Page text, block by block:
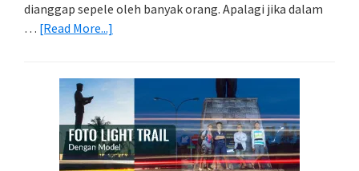
dianggap sepele oleh banyak orang. Apalagi jika dalam
… [Read More...]
Memori
Tepat
Untuk
Kamera